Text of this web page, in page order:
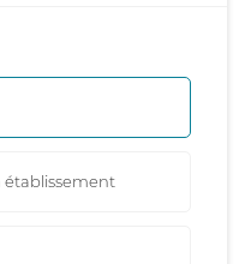
établissement